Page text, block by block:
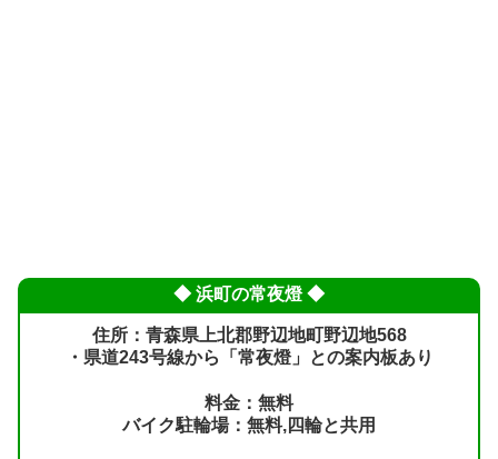
◆ 浜町の常夜燈 ◆
住所：青森県上北郡野辺地町野辺地568
・県道243号線から「常夜燈」との案内板あり
料金：無料
バイク駐輪場：無料,四輪と共用